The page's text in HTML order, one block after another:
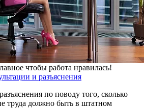
чтобы работа нравилась!
и разъяснения
по поводу того, сколько
труда должно быть в штатном